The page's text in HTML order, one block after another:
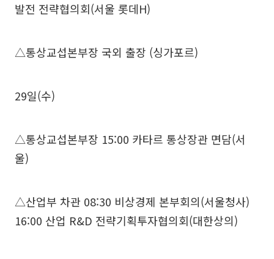
발전 전략협의회(서울 롯데H)
△통상교섭본부장 국외 출장 (싱가포르)
29일(수)
△통상교섭본부장 15:00 카타르 통상장관 면담(서
울)
△산업부 차관 08:30 비상경제 본부회의(서울청사)
16:00 산업 R&D 전략기획투자협의회(대한상의)